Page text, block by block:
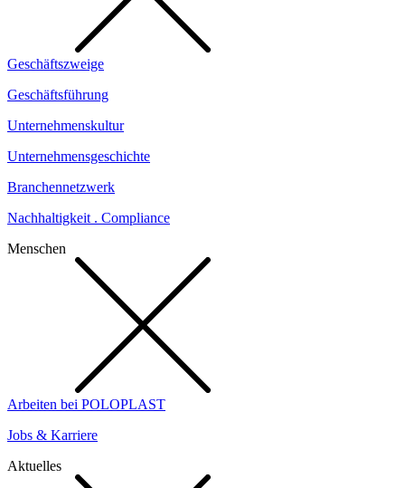
Geschäftszweige
Geschäftsführung
Unternehmenskultur
Unternehmensgeschichte
Branchennetzwerk
Nachhaltigkeit . Compliance
Menschen
Arbeiten bei POLOPLAST
Jobs & Karriere
Aktuelles